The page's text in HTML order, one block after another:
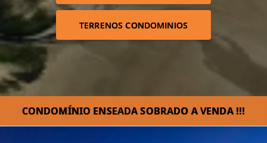
TERRENOS CONDOMINIOS
CONDOMÍNIO ENSEADA SOBRADO A VENDA !!!